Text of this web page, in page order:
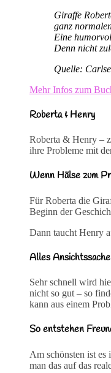
Giraffe
ganz
Eine
Denn nicht
Quelle:
Mehr Infos zum
Roberta & Henry
Roberta & Henry –
ihre Probleme mit
Wenn Hälse zum
Für Roberta die
Beginn der
Dann taucht Henry
Alles Ansichtssache
Sehr schnell wird
nicht so gut – so
kann aus einem
So entstehen
Am schönsten ist
man das auf das